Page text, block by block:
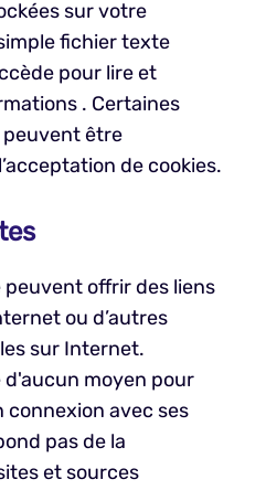
sur votre
fichier texte
pour lire et
. Certaines
peuvent être
de cookies.
offrir des liens
ou d’autres
sur Internet.
d'aucun moyen pour
connexion avec ses
pas de la
et sources